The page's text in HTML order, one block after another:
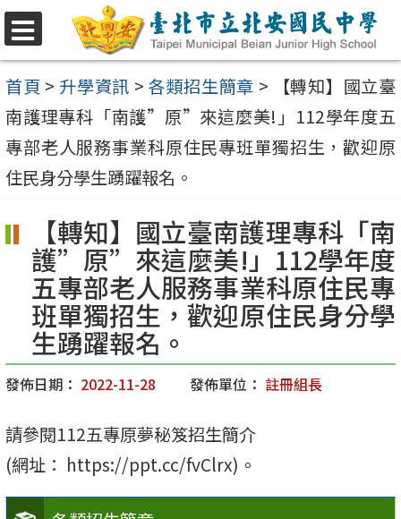
選
單
跳
至
主
要
內
容
首頁 > 升學資訊 > 各類招生簡章 >
【轉知】國立臺
南護理專科「南護”原”來這麼美!」112學年度五
專部老人服務事業科原住民專班單獨招生，歡迎原
住民身分學生踴躍報名。
【轉知】國立臺南護理專科「南
護”原”來這麼美!」112學年度
五專部老人服務事業科原住民專
班單獨招生，歡迎原住民身分學
生踴躍報名。
發佈日期： 2022-11-28 發佈單位： 註冊組長
請參閱112五專原夢秘笈招生簡介
(網址： https://ppt.cc/fvClrx)。